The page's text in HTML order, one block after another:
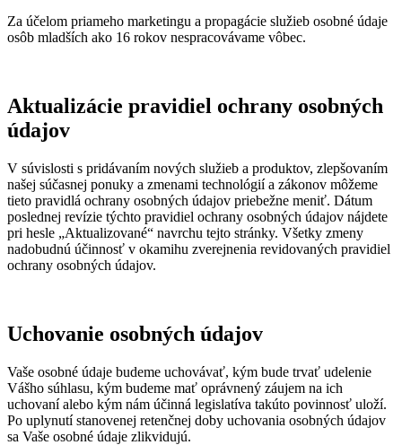
Za účelom priameho marketingu a propagácie služieb osobné údaje
osôb mladších ako 16 rokov nespracovávame vôbec.
Aktualizácie pravidiel ochrany osobných
údajov
V súvislosti s pridávaním nových služieb a produktov, zlepšovaním
našej súčasnej ponuky a zmenami technológií a zákonov môžeme
tieto pravidlá ochrany osobných údajov priebežne meniť. Dátum
poslednej revízie týchto pravidiel ochrany osobných údajov nájdete
pri hesle „Aktualizované“ navrchu tejto stránky. Všetky zmeny
nadobudnú účinnosť v okamihu zverejnenia revidovaných pravidiel
ochrany osobných údajov.
Uchovanie osobných údajov
Vaše osobné údaje budeme uchovávať, kým bude trvať udelenie
Vášho súhlasu, kým budeme mať oprávnený záujem na ich
uchovaní alebo kým nám účinná legislatíva takúto povinnosť uloží.
Po uplynutí stanovenej retenčnej doby uchovania osobných údajov
sa Vaše osobné údaje zlikvidujú.